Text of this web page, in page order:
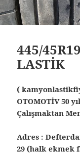
445/
LASTİK
(
OTOMOTİV 50
Çalışmaktan
Adres :
29 (halk ekmek